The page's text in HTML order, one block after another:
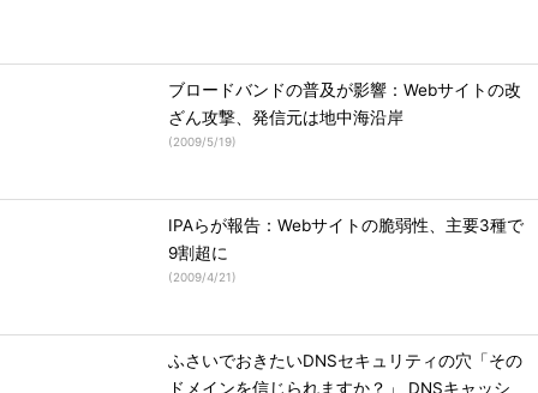
ブロードバンドの普及が影響：Webサイトの改
ざん攻撃、発信元は地中海沿岸
(2009/5/19)
IPAらが報告：Webサイトの脆弱性、主要3種で
9割超に
(2009/4/21)
ふさいでおきたいDNSセキュリティの穴「その
ドメインを信じられますか？」 DNSキャッシ